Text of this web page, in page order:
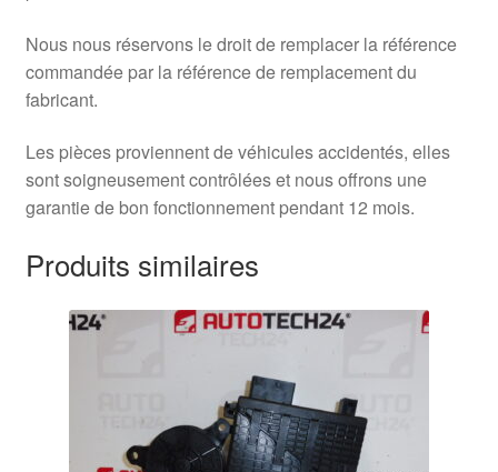
Nous nous réservons le droit de remplacer la référence
commandée par la référence de remplacement du
fabricant.
Les pièces proviennent de véhicules accidentés, elles
sont soigneusement contrôlées et nous offrons une
garantie de bon fonctionnement pendant 12 mois.
Produits similaires